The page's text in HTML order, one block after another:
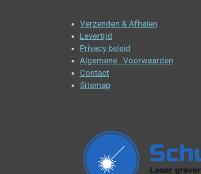
Verzenden & Afhalen
Levertijd
Privacy beleid
Algemene Voorwaarden
Contact
Sitemap